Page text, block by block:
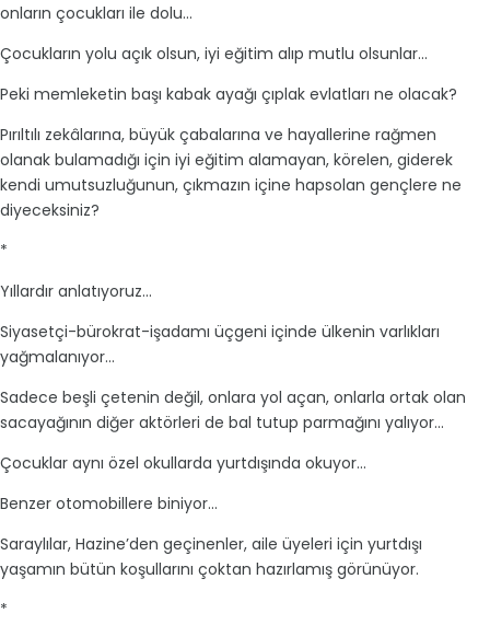
onların çocukları ile dolu...
Çocukların yolu açık olsun, iyi eğitim alıp mutlu olsunlar...
Peki memleketin başı kabak ayağı çıplak evlatları ne olacak?
Pırıltılı zekâlarına, büyük çabalarına ve hayallerine rağmen
olanak bulamadığı için iyi eğitim alamayan, körelen, giderek
kendi umutsuzluğunun, çıkmazın içine hapsolan gençlere ne
diyeceksiniz?
*
Yıllardır anlatıyoruz...
Siyasetçi-bürokrat-işadamı üçgeni içinde ülkenin varlıkları
yağmalanıyor...
Sadece beşli çetenin değil, onlara yol açan, onlarla ortak olan
sacayağının diğer aktörleri de bal tutup parmağını yalıyor...
Çocuklar aynı özel okullarda yurtdışında okuyor...
Benzer otomobillere biniyor...
Saraylılar, Hazine’den geçinenler, aile üyeleri için yurtdışı
yaşamın bütün koşullarını çoktan hazırlamış görünüyor.
*